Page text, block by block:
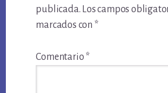
publicada. Los campos
marcados con *
Comentario *